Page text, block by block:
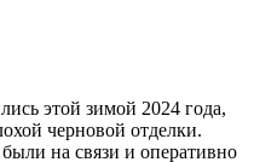
этой зимой 2024 года,
черновой отделки.
на связи и оперативно